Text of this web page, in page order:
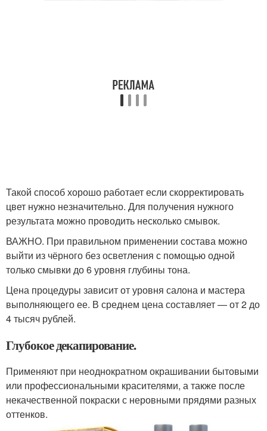
Такой способ хорошо работает если скорректировать
цвет нужно незначительно. Для получения нужного
результата можно проводить несколько смывок.
ВАЖНО. При правильном применении состава можно
выйти из чёрного без осветления с помощью одной
только смывки до 6 уровня глубины тона.
Цена процедуры зависит от уровня салона и мастера
выполняющего ее. В среднем цена составляет — от 2 до
4 тысяч рублей.
Глубокое декапирование.
Применяют при неоднократном окрашивании бытовыми
или профессиональными красителями, а также после
некачественной покраски с неровными прядями разных
оттенков.